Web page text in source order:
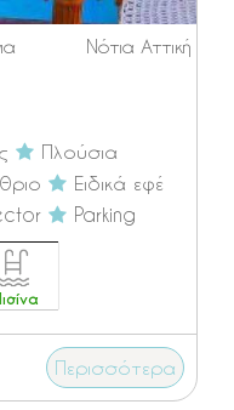
Νότια Αττική
Πλούσια
Ειδικά εφέ
Parking
Περισσότερα